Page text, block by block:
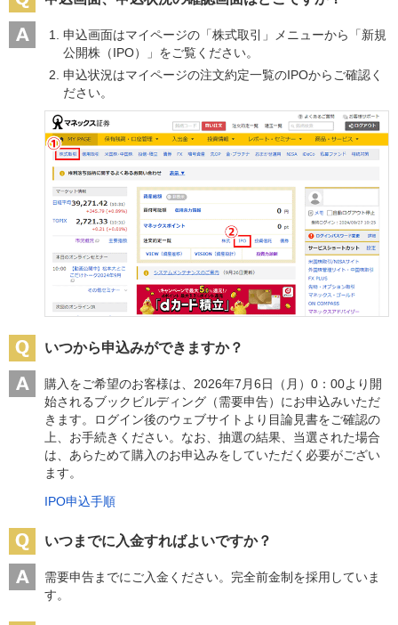
申込画面はマイページの「株式取引」メニューから「新規
公開株（IPO）」をご覧ください。
申込状況はマイページの注文約定一覧のIPOからご確認く
ださい。
いつから申込みができますか？
購入をご希望のお客様は、2026年7月6日（月）0：00より開
始されるブックビルディング（需要申告）にお申込みいただ
きます。ログイン後のウェブサイトより目論見書をご確認の
上、お手続きください。なお、抽選の結果、当選された場合
は、あらためて購入のお申込みをしていただく必要がござい
ます。
IPO申込手順
いつまでに入金すればよいですか？
需要申告までにご入金ください。完全前金制を採用していま
す。